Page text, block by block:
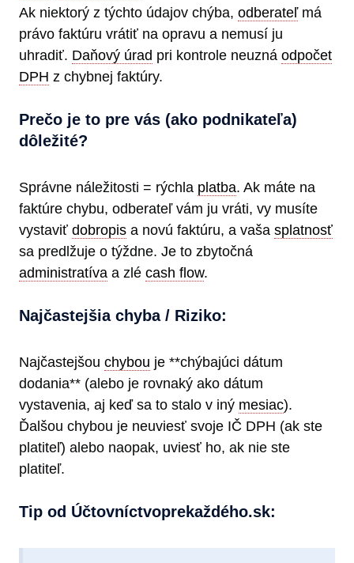
Ak niektorý z týchto údajov chýba, odberateľmá
právo faktúru vrátiť na opravu a nemusí ju
uhradiť. Daňový úrad pri kontrole neuzná odpočet
DPH z chybnej faktúry.
Prečo je to pre vás (ako podnikateľa)
dôležité?
Správne náležitosti = rýchla platba. Ak máte na
faktúre chybu, odberateľ vám ju vráti, vy musíte
vystaviť dobropis a novú faktúru, a vaša splatnosť
sa predlžuje o týždne. Je to zbytočná
administratíva a zlé cash flow.
Najčastejšia chyba / Riziko:
Najčastejšou chybou je **chýbajúci dátum
dodania** (alebo je rovnaký ako dátum
vystavenia, aj keď sa to stalo v iný mesiac).
Ďalšou chybou je neuviesť svoje IČ DPH (ak ste
platiteľ) alebo naopak, uviesť ho, ak nie ste
platiteľ.
Tip od Účtovníctvoprekaždéh​o.sk: